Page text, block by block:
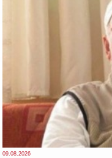
09.08.2026